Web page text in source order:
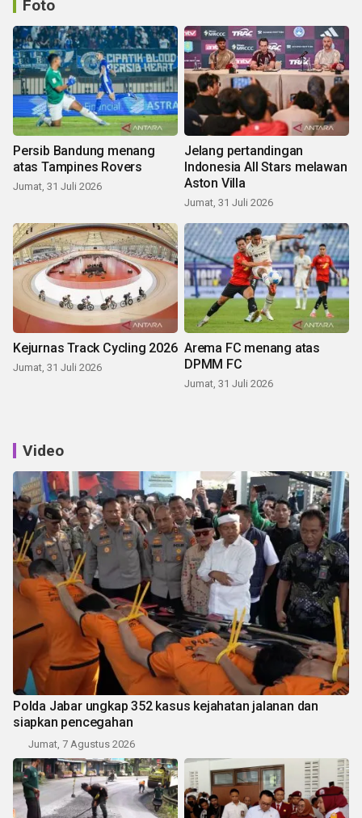
Foto
Persib Bandung menang
atas Tampines Rovers
Jumat, 31 Juli 2026
Jelang pertandingan
Indonesia All Stars melawan
Aston Villa
Jumat, 31 Juli 2026
Kejurnas Track Cycling 2026
Jumat, 31 Juli 2026
Arema FC menang atas
DPMM FC
Jumat, 31 Juli 2026
Video
Polda Jabar ungkap 352 kasus kejahatan jalanan dan
siapkan pencegahan
Jumat, 7 Agustus 2026